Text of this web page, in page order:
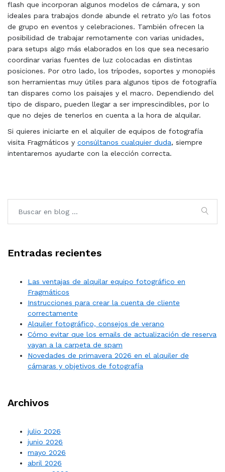
flash que incorporan algunos modelos de cámara, y son
ideales para trabajos donde abunde el retrato y/o las fotos
de grupo en eventos y celebraciones. También ofrecen la
posibilidad de trabajar remotamente con varias unidades,
para setups algo más elaborados en los que sea necesario
coordinar varias fuentes de luz colocadas en distintas
posiciones. Por otro lado, los trípodes, soportes y monopiés
son herramientas muy útiles para algunos tipos de fotografía
tan dispares como los paisajes y el macro. Dependiendo del
tipo de disparo, pueden llegar a ser imprescindibles, por lo
que no dejes de tenerlos en cuenta a la hora de alquilar.
Si quieres iniciarte en el alquiler de equipos de fotografía
visita Fragmáticos y consúltanos cualquier duda, siempre
intentaremos ayudarte con la elección correcta.
Entradas recientes
Las ventajas de alquilar equipo fotográfico en
Fragmáticos
Instrucciones para crear la cuenta de cliente
correctamente
Alquiler fotográfico, consejos de verano
Cómo evitar que los emails de actualización de reserva
vayan a la carpeta de spam
Novedades de primavera 2026 en el alquiler de
cámaras y objetivos de fotografía
Archivos
julio 2026
junio 2026
mayo 2026
abril 2026